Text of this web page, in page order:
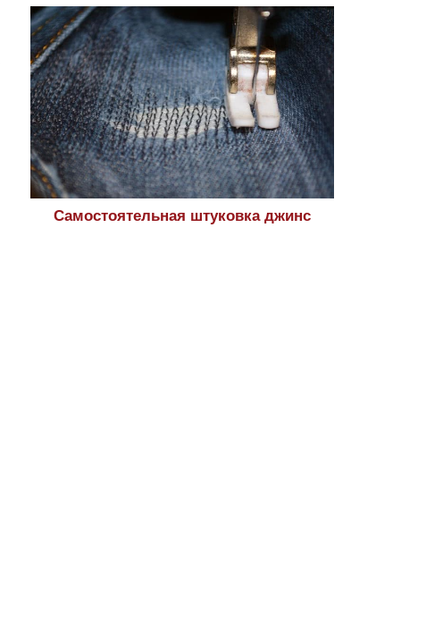
Самостоятельная штуковка джинс